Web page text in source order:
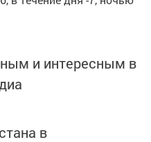
и интересным в
в